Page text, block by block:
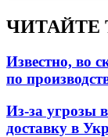
ЧИТАЙТЕ
Известно, во
по
Из-за угрозы
доставку в